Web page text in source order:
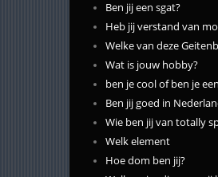
Ben jij een sgat?
Heb jij verstand van
Welke van deze
Wat is jouw hobby?
ben je cool of ben je
Ben jij goed in
Wie ben jij van totally
Welk element
Hoe dom ben jij?